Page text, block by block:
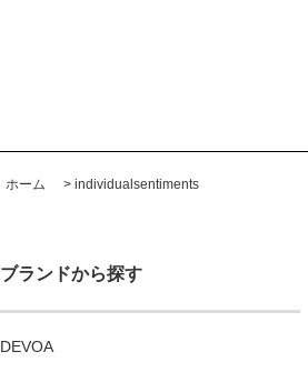
ホーム > individualsentiments
ブランドから探す
DEVOA